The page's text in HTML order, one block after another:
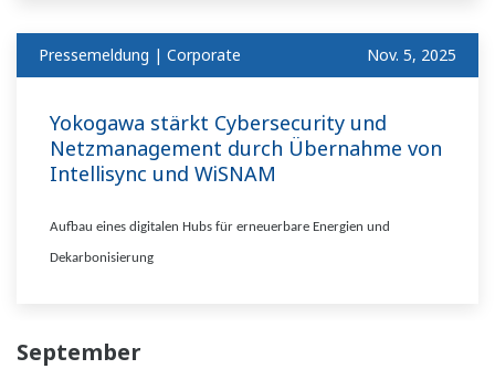
Pressemeldung | Corporate Nov. 5, 2025
Yokogawa stärkt Cybersecurity und
Netzmanagement durch Übernahme von
Intellisync und WiSNAM
Aufbau eines digitalen Hubs für erneuerbare Energien und
Dekarbonisierung
September